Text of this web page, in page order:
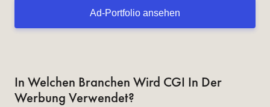
Ad-Portfolio ansehen
In Welchen Branchen Wird CGI In Der
Werbung Verwendet?